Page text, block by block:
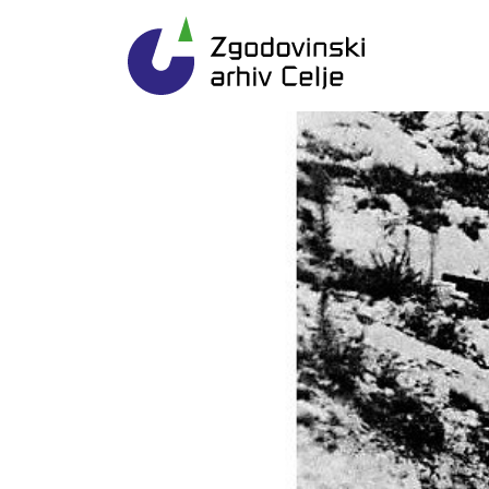
Zgodovinski arhiv